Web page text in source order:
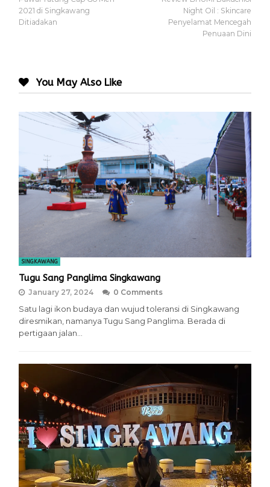
navigation
Night Oil : Skincare
Penyelamat Mencegah
Penuaan Dini
2021 di Singkawang
Ditiadakan
You May Also Like
SINGKAWANG
Tugu Sang Panglima Singkawang
January 27, 2024 0 Comments
Satu lagi ikon budaya dan wujud toleransi di Singkawang
diresmikan, namanya Tugu Sang Panglima. Berada di
pertigaan jalan…